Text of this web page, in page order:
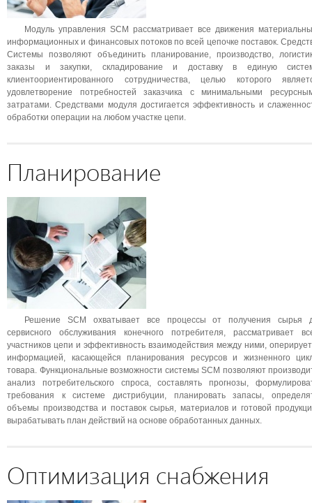
Модуль управления SCM рассматривает все движения
информационных и финансовых потоков по всей цепочке поставок.
Системы позволяют объединить планирование, производство,
заказы и закупки, складирование и доставку в единую
клиентоориентированного сотрудничества, целью которого
удовлетворение потребностей заказчика с минимальными
затратами. Средствами модуля достигается эффективность и
обработки операции на любом участке цепи.
Планирование
Решение SCM охватывает все процессы от получения сырья
сервисного обслуживания конечного потребителя, рассматривает
участников цепи и эффективность взаимодействия между ними,
информацией, касающейся планирования ресурсов и жизненного
товара. Функциональные возможности системы SCM позволяют
анализ потребительского спроса, составлять прогнозы,
требования к системе дистрибуции, планировать запасы,
объемы производства и поставок сырья, материалов и готовой
вырабатывать план действий на основе обработанных данных.
Оптимизация снабжения